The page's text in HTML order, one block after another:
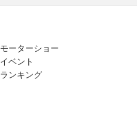
モーターショー
イベント
ランキング